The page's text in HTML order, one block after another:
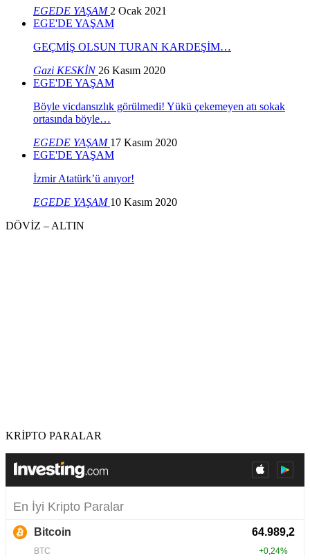
EGEDE YAŞAM 2 Ocak 2021
EGE'DE YAŞAM
GEÇMİŞ OLSUN TURAN KARDEŞİM…
Gazi KESKİN 26 Kasım 2020
EGE'DE YAŞAM
Böyle vicdansızlık görülmedi! Yükü çekemeyen atı sokak
ortasında böyle…
EGEDE YAŞAM 17 Kasım 2020
EGE'DE YAŞAM
İzmir Atatürk’ü anıyor!
EGEDE YAŞAM 10 Kasım 2020
DÖVİZ – ALTIN
KRİPTO PARALAR